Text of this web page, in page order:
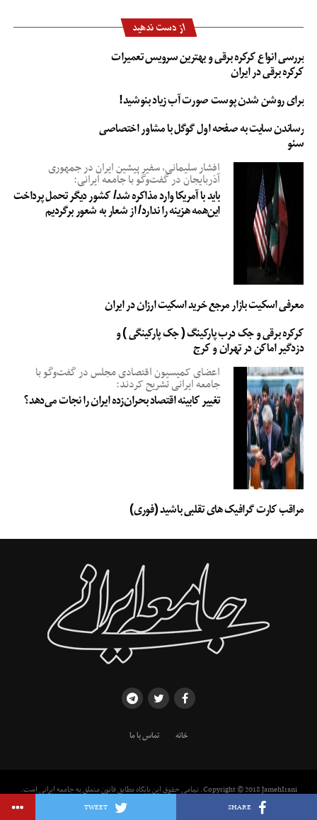
SHARE
TWEET
از دست ندهید
بررسی انواع کرکره برقی و بهترین سرویس تعمیرات
کرکره برقی در ایران
برای روشن شدن پوست صورت آب زیاد بنوشید!
رساندن سایت به صفحه اول گوگل با مشاور اختصاصی
سئو
افشار سلیمانی، سفیر پیشین ایران در جمهوری
آذربایجان در گفت‌وگو با جامعه ایرانی:
باید با آمریکا وارد مذاکره شد/ کشور دیگر تحمل پرداخت
این‌همه هزینه را ندارد/ از شعار به شعور برگردیم
معرفی اسکیت بازار مرجع خرید اسکیت ارزان در ایران
کرکره برقی و جک درب پارکینگ ( جک پارکینگی ) و
دزدگیر اماکن در تهران و کرج
اعضای کمیسیون اقتصادی مجلس در گفت‌وگو با
جامعه ایرانی تشریح کردند:
تغییر کابینه اقتصاد بحران‌زده ایران را نجات می‌دهد؟
مراقب کارت گرافیک های تقلبی باشید (فوری)
خانه تماس با ما
Copyright © 2018 JamehIrani. تمامی حقوق این پایگاه مطابق قانون متعلق به جامعه ایرانی است.
استفاده از مطالب با ذکر منبع بلامانع است.